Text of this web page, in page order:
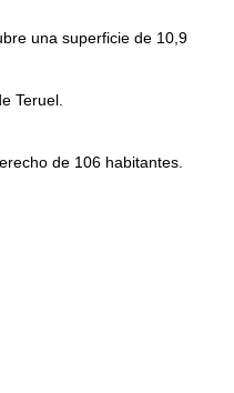
una superficie de 10,9
Teruel.
de 106 habitantes.